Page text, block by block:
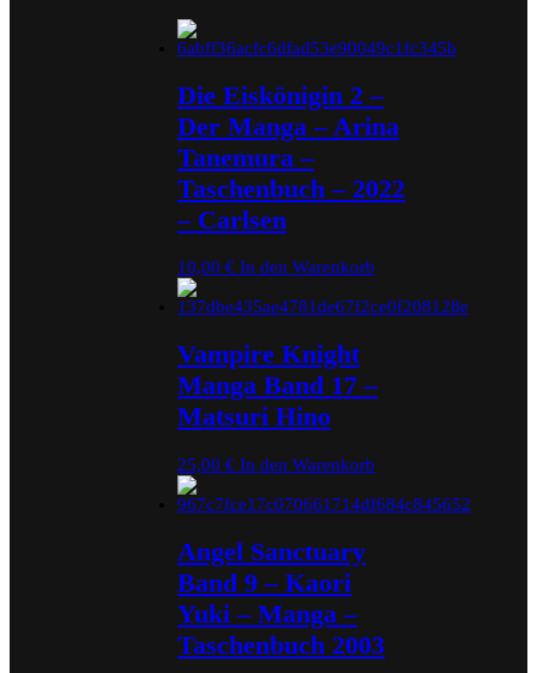
Die Eiskönigin 2 –
Der Manga – Arina
Tanemura –
Taschenbuch – 2022
– Carlsen
10,00 € In den Warenkorb
Vampire Knight
Manga Band 17 –
Matsuri Hino
25,00 € In den Warenkorb
Angel Sanctuary
Band 9 – Kaori
Yuki – Manga –
Taschenbuch 2003